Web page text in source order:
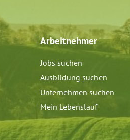
Arbeitnehmer
Jobs suchen
Ausbildung suchen
Unternehmen suchen
Mein Lebenslauf